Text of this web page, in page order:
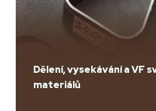
Dělení, vysekávání a VF
materiálů